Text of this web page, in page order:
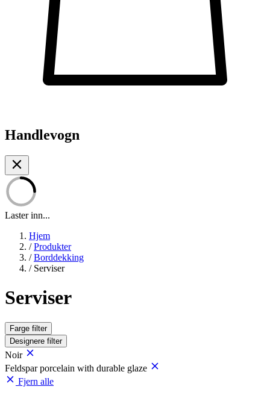
Handlevogn
Laster inn...
Hjem
/ Produkter
/ Borddekking
/ Serviser
Serviser
Farge filter
Designere filter
Noir
Feldspar porcelain with durable glaze
Fjern alle